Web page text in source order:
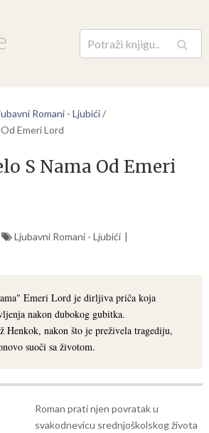
Pretraga
Romani - Ljubići/
Emeri Lord
S Nama Od Emeri
Ljubavni Romani - Ljubići
Emeri Lord je dirljiva priča koja
nakon dubokog gubitka.
Henkok, nakon što je preživela tragediju,
suoči sa životom.
Roman prati njen povratak u
svakodnevicu srednjoškolskog života